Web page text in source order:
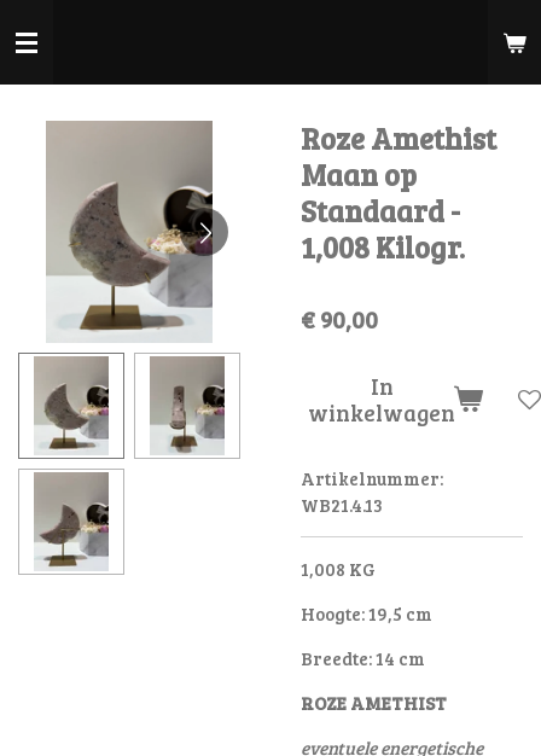
direct
Roze Amethist
Maan op
Standaard -
1,008 Kilogr.
€ 90,00
In
winkelwagen
Artikelnummer:
WB21.4.13
1,008 KG
Hoogte: 19,5 cm
Breedte: 14 cm
ROZE AMETHIST
eventuele energetische